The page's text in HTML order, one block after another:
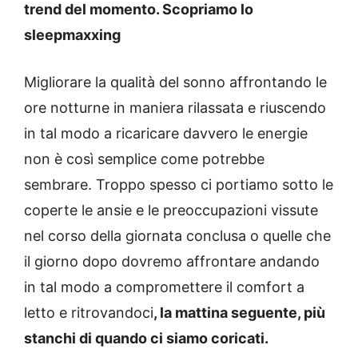
trend del momento. Scopriamo lo
sleepmaxxing
Migliorare la qualità del sonno affrontando le
ore notturne in maniera rilassata e riuscendo
in tal modo a ricaricare davvero le energie
non è così semplice come potrebbe
sembrare. Troppo spesso ci portiamo sotto le
coperte le ansie e le preoccupazioni vissute
nel corso della giornata conclusa o quelle che
il giorno dopo dovremo affrontare andando
in tal modo a compromettere il comfort a
letto e ritrovandoci, la mattina seguente, più
stanchi di quando ci siamo coricati.